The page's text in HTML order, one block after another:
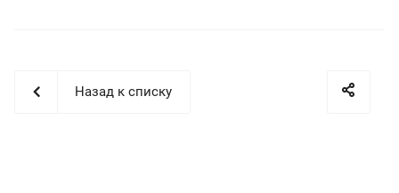
Назад к списку